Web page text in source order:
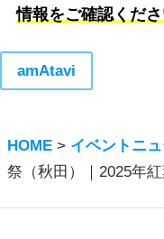
情報をご確認くださ
amAtavi
HOME > イベントニ
祭（秋田）｜2025年